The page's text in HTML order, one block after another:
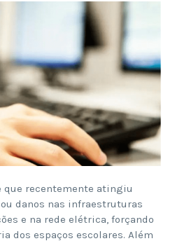
que recentemente atingiu
danos nas infraestruturas
e na rede elétrica, forçando
dos espaços escolares. Além